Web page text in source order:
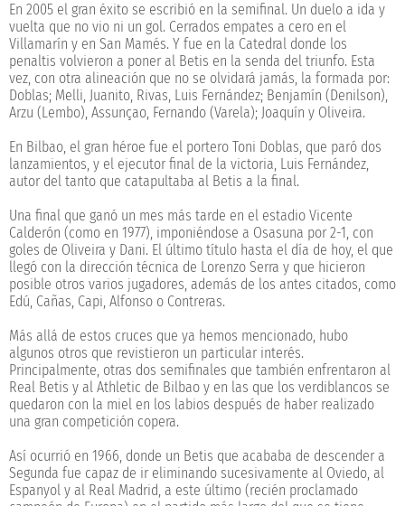
En 2005 el gran éxito se escribió en la semifinal. Un duelo a ida y
vuelta que no vio ni un gol. Cerrados empates a cero en el
Villamarín y en San Mamés. Y fue en la Catedral donde los
penaltis volvieron a poner al Betis en la senda del triunfo. Esta
vez, con otra alineación que no se olvidará jamás, la formada por:
Doblas; Melli, Juanito, Rivas, Luis Fernández; Benjamín (Denilson),
Arzu (Lembo), Assunçao, Fernando (Varela); Joaquín y Oliveira.
En Bilbao, el gran héroe fue el portero Toni Doblas, que paró dos
lanzamientos, y el ejecutor final de la victoria, Luis Fernández,
autor del tanto que catapultaba al Betis a la final.
Una final que ganó un mes más tarde en el estadio Vicente
Calderón (como en 1977), imponiéndose a Osasuna por 2-1, con
goles de Oliveira y Dani. El último título hasta el día de hoy, el que
llegó con la dirección técnica de Lorenzo Serra y que hicieron
posible otros varios jugadores, además de los antes citados, como
Edú, Cañas, Capi, Alfonso o Contreras.
Más allá de estos cruces que ya hemos mencionado, hubo
algunos otros que revistieron un particular interés.
Principalmente, otras dos semifinales que también enfrentaron al
Real Betis y al Athletic de Bilbao y en las que los verdiblancos se
quedaron con la miel en los labios después de haber realizado
una gran competición copera.
Así ocurrió en 1966, donde un Betis que acababa de descender a
Segunda fue capaz de ir eliminando sucesivamente al Oviedo, al
Espanyol y al Real Madrid, a este último (recién proclamado